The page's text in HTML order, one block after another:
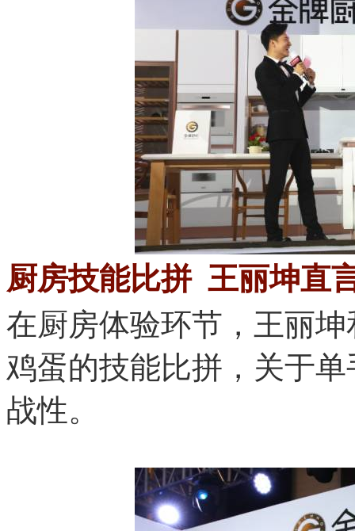
厨房技能比拼 王丽坤直
在厨房体验环节，王
鸡蛋的技能比拼，关于
战性。